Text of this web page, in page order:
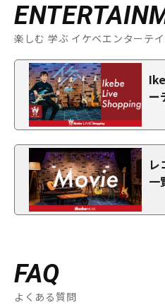
楽しむ 学ぶ イケベエンターテ
ー
レ
一
FAQ
よくある質問